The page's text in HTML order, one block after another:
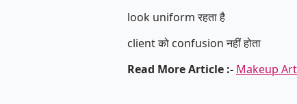
look uniform रहता है
client को confusion नहीं होता
Read More Article :- Makeup